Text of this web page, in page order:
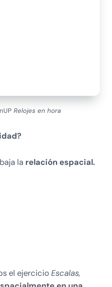
Relojes en hora
la relación espacial.
el ejercicio Escalas,